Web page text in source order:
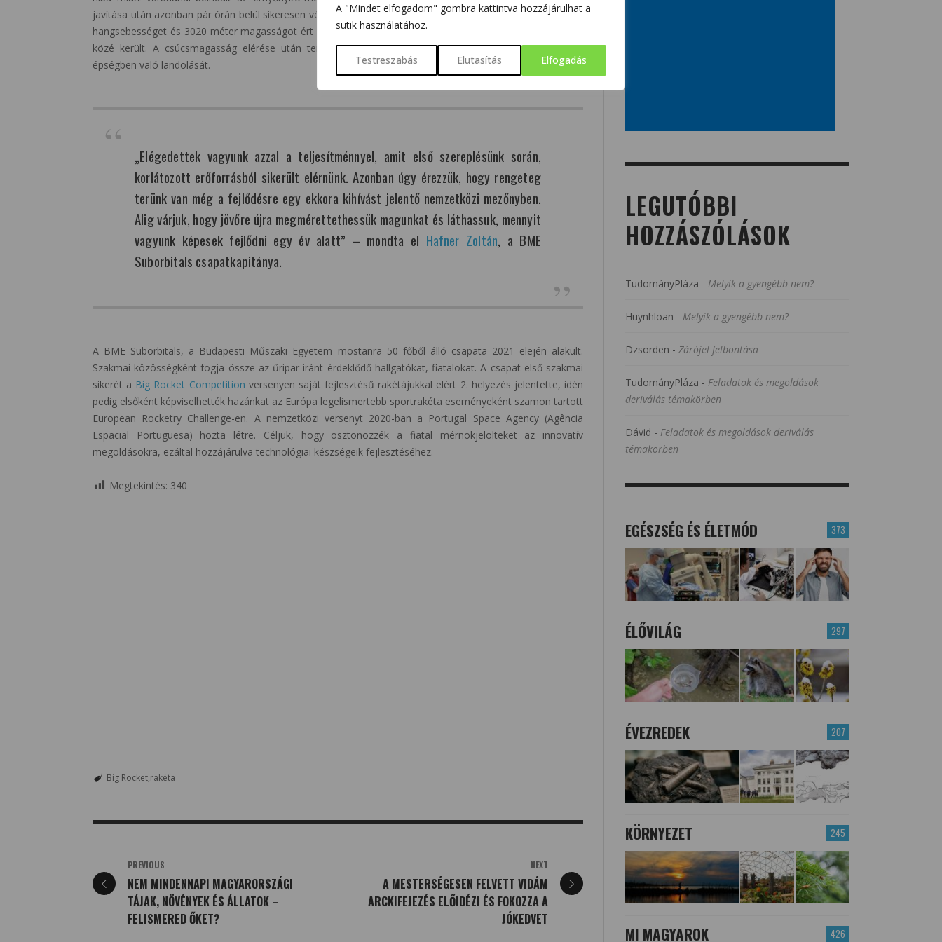
A "Mindet elfogadom" gombra kattintva hozzájárulhat a
sütik használatához.
Testreszabás Elutasítás Elfogadás
javítása után azonban pár órán belül sikeresen végrehajtották a kilövést. A repülés során a rakéta átlépte a
hangsebességet és 3020 méter magasságot ért el, amellyel a 3 kilométeres kategória legpontosabb tagjai
közé került. A csúcsmagasság elérése után tervszerűen kinyílt az ejtőernyő, ezzel biztosítva a rakéta
épségben való landolását.
„Elégedettek vagyunk azzal a teljesítménnyel, amit első szereplésünk során,
korlátozott erőforrásból sikerült elérnünk. Azonban úgy érezzük, hogy rengeteg
terünk van még a fejlődésre egy ekkora kihívást jelentő nemzetközi mezőnyben.
Alig várjuk, hogy jövőre újra megmérettethessük magunkat és láthassuk, mennyit
vagyunk képesek fejlődni egy év alatt” – mondta el Hafner Zoltán, a BME
Suborbitals csapatkapitánya.
A BME Suborbitals, a Budapesti Műszaki Egyetem mostanra 50 főből álló csapata 2021 elején alakult.
Szakmai közösségként fogja össze az űripar iránt érdeklődő hallgatókat, fiatalokat. A csapat első szakmai
sikerét a Big Rocket Competition versenyen saját fejlesztésű rakétájukkal elért 2. helyezés jelentette, idén
pedig elsőként képviselhették hazánkat az Európa legelismertebb sportrakéta eseményeként szamon tartott
European Rocketry Challenge-en. A nemzetközi versenyt 2020-ban a Portugal Space Agency (Agência
Espacial Portuguesa) hozta létre. Céljuk, hogy ösztönözzék a fiatal mérnökjelölteket az innovatív
megoldásokra, ezáltal hozzájárulva technológiai készségeik fejlesztéséhez.
Megtekintés: 340
Big Rocket rakéta
PREVIOUS
NEM MINDENNAPI MAGYARORSZÁGI
TÁJAK, NÖVÉNYEK ÉS ÁLLATOK –
FELISMERED ŐKET?
NEXT
A MESTERSÉGESEN FELVETT VIDÁM
ARCKIFEJEZÉS ELŐIDÉZI ÉS FOKOZZA A
JÓKEDVET
LEGUTÓBBI
HOZZÁSZÓLÁSOK
TudományPláza - Melyik a gyengébb nem?
Huynhloan - Melyik a gyengébb nem?
Dzsorden - Zárójel felbontása
TudományPláza - Feladatok és megoldások
deriválás témakörben
Dávid - Feladatok és megoldások deriválás
témakörben
373
EGÉSZSÉG ÉS ÉLETMÓD
297
ÉLŐVILÁG
207
ÉVEZREDEK
245
KÖRNYEZET
426
MI MAGYAROK